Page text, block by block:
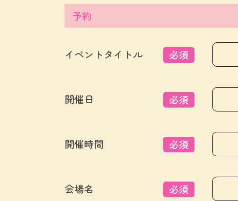
予約
イベントタイトル 必須
開催日 必須
開催時間 必須
会場名 必須